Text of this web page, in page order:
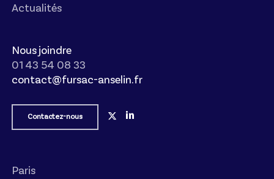
Actualités
Nous joindre
01 43 54 08 33
contact@fursac-anselin.fr
Contactez-nous
Paris